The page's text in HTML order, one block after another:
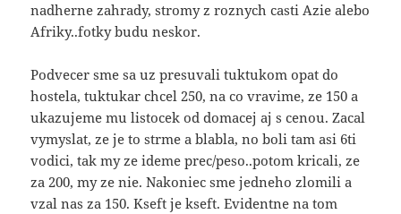
nadherne zahrady, stromy z roznych casti Azie alebo
Afriky..fotky budu neskor.
Podvecer sme sa uz presuvali tuktukom opat do
hostela, tuktukar chcel 250, na co vravime, ze 150 a
ukazujeme mu listocek od domacej aj s cenou. Zacal
vymyslat, ze je to strme a blabla, no boli tam asi 6ti
vodici, tak my ze ideme prec/peso..potom kricali, ze
za 200, my ze nie. Nakoniec sme jedneho zlomili a
vzal nas za 150. Kseft je kseft. Evidentne na tom